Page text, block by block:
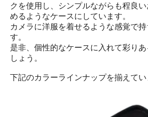
クを使用し、シンプルながらも程良
めるようなケースにしています。
カメラに洋服を着せるような感覚で持
す。
是非、個性的なケースに入れて彩り
しょう。
下記のカラーラインナップを揃えてい